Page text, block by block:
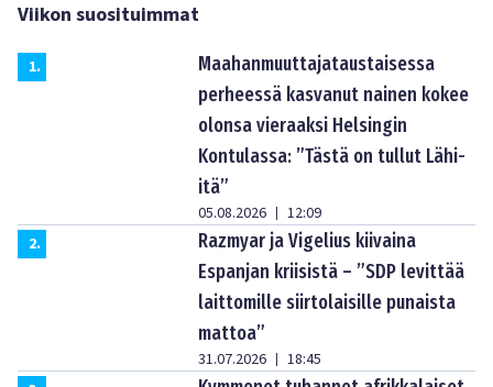
Viikon suosituimmat
1.
Maahanmuuttajataustaisessa
perheessä kasvanut nainen kokee
olonsa vieraaksi Helsingin
Kontulassa: ”Tästä on tullut Lähi-
itä”
05.08.2026 | 12:09
2.
Razmyar ja Vigelius kiivaina
Espanjan kriisistä – ”SDP levittää
laittomille siirtolaisille punaista
mattoa”
31.07.2026 | 18:45